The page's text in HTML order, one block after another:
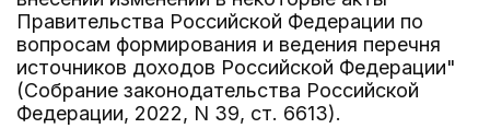
Правительства Российской Федерации по
вопросам формирования и ведения перечня
источников доходов Российской Федерации"
(Собрание законодательства Российской
Федерации, 2022, N 39, ст. 6613).